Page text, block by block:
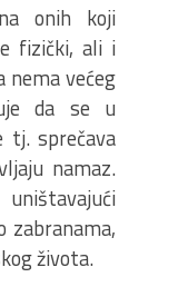
onih koji
fizički, ali i
nema većeg
da se u
tj. sprečava
namaz.
zabranama,
života.